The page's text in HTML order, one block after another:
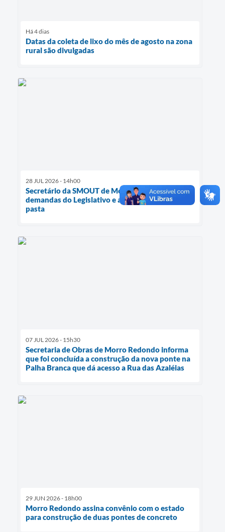
Há 4 dias
Datas da coleta de lixo do mês de agosto na zona
rural são divulgadas
28 JUL 2026 - 14h00
Secretário da SMOUT de Morro Redondo ouve
demandas do Legislativo e apresenta projetos da
pasta
07 JUL 2026 - 15h30
Secretaria de Obras de Morro Redondo informa
que foi concluída a construção da nova ponte na
Palha Branca que dá acesso a Rua das Azaléias
29 JUN 2026 - 18h00
Morro Redondo assina convênio com o estado
para construção de duas pontes de concreto